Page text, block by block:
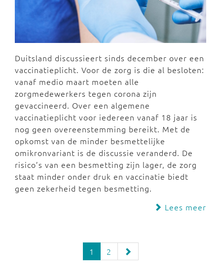
Duitsland discussieert sinds december over een
vaccinatieplicht. Voor de zorg is die al besloten:
vanaf medio maart moeten alle
zorgmedewerkers tegen corona zijn
gevaccineerd. Over een algemene
vaccinatieplicht voor iedereen vanaf 18 jaar is
nog geen overeenstemming bereikt. Met de
opkomst van de minder besmettelijke
omikronvariant is de discussie veranderd. De
risico’s van een besmetting zijn lager, de zorg
staat minder onder druk en vaccinatie biedt
geen zekerheid tegen besmetting.
Lees meer
1 2